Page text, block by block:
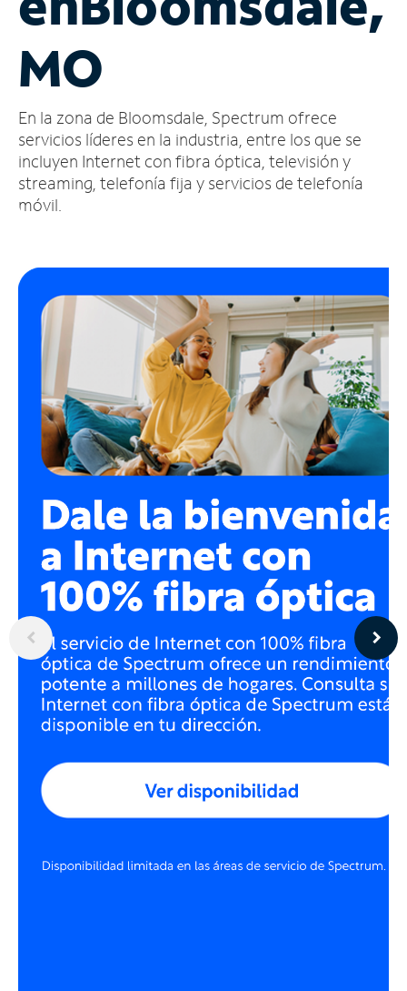
cuenta
Encuentra
tienda
MO
En la zona de Bloomsdale, Spectrum ofrece
servicios líderes en la industria, entre los que se
incluyen Internet con fibra óptica, televisión y
streaming, telefonía fija y servicios de telefonía
móvil.